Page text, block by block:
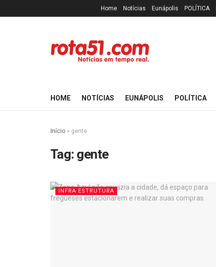
Home Notícias Eunápolis POLÍTICA
HOME NOTÍCIAS EUNÁPOLIS POLÍTICA
Início » gente
Tag: gente
INFRA ESTRUTURA